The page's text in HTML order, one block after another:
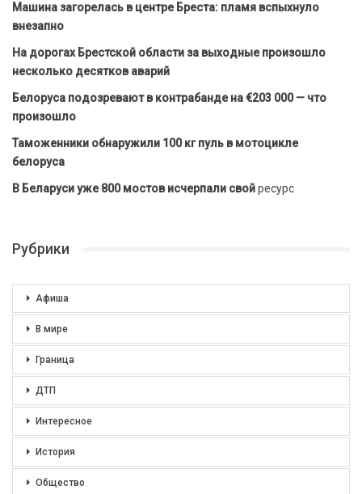
Машина загорелась в центре Бреста: пламя вспыхнуло
внезапно
На дорогах Брестской области за выходные произошло
несколько десятков аварий
Белоруса подозревают в контрабанде на €203 000 — что
произошло
Таможенники обнаружили 100 кг пуль в мотоцикле
белоруса
В Беларуси уже 800 мостов исчерпали свойресурс
Рубрики
Афиша
В мире
Граница
ДТП
Интересное
История
Общество